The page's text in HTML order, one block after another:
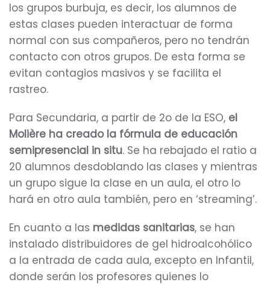
los grupos burbuja, es decir, los alumnos de
estas clases pueden interactuar de forma
normal con sus compañeros, pero no tendrán
contacto con otros grupos. De esta forma se
evitan contagios masivos y se facilita el
rastreo.
Para Secundaria, a partir de 2o de la ESO, el
Molière ha creado la fórmula de educación
semipresencial in situ. Se ha rebajado el ratio a
20 alumnos desdoblando las clases y mientras
un grupo sigue la clase en un aula, el otro lo
hará en otro aula también, pero en ‘streaming’.
En cuanto a las medidas sanitarias, se han
instalado distribuidores de gel hidroalcohólico
a la entrada de cada aula, excepto en Infantil,
donde serán los profesores quienes lo